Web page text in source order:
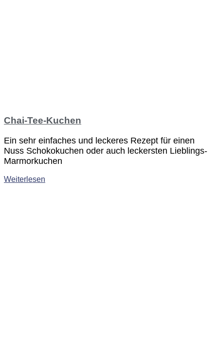
Chai-Tee-Kuchen
Ein sehr einfaches und leckeres Rezept für einen
Nuss Schokokuchen oder auch leckersten Lieblings-
Marmorkuchen
Weiterlesen